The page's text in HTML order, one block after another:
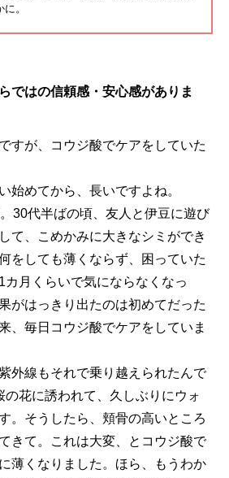
。
ではの信頼感・安心感がありま
すが、コウジ酸でケアをしていた
始めてから、長いですよね。
30代半ばの頃、友人と伊豆に遊び
て、こめかみに大きなシミができ
をしても薄くならず、困っていた
カ月くらいで気にならなくなっ
がはっきり出たのは初めてだった
、毎日コウジ酸でケアをしていま
外線もそれで乗り越えられたんで
花に誘われて、久しぶりにウォ
。そうしたら、頬骨の高いところ
きて。これは大変、とコウジ酸で
薄くなりました。ほら、もうわか